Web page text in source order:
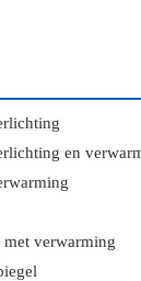
en
met verwarming